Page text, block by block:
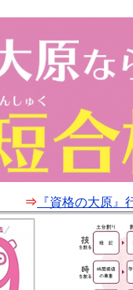
⇒ 『資格の大原』